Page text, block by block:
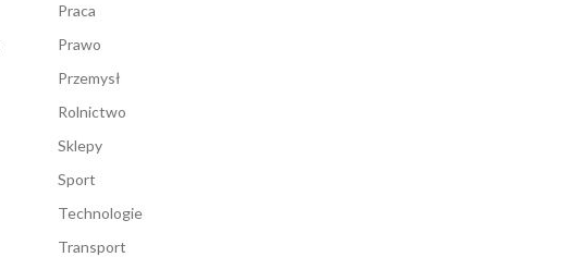
Praca
Prawo
Przemysł
Rolnictwo
Sklepy
Sport
Technologie
Transport